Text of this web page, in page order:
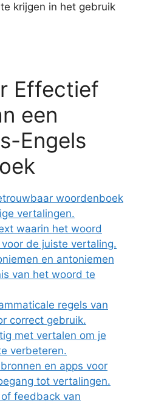
krijgen in het gebruik
Effectief
een
Engels
woordenboek
vertalingen.
waarin het woord
de juiste vertaling.
en antoniemen
van het woord te
regels van
correct gebruik.
met vertalen om je
verbeteren.
en apps voor
tot vertalingen.
feedback van